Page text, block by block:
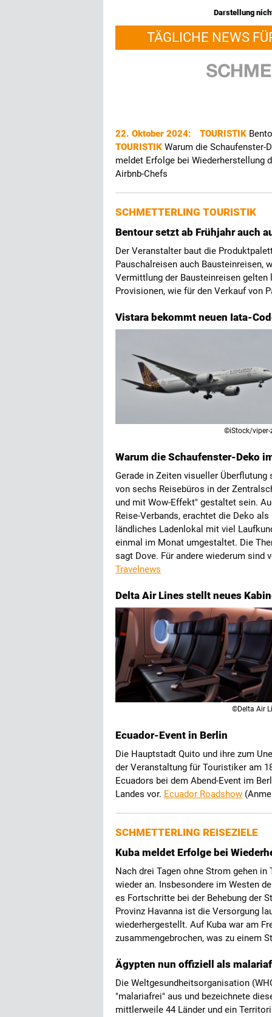
Darstellung
TÄGLICHE NEWS
22. Oktober 2024: TOURISTIK
TOURISTIK Warum die
meldet Erfolge bei Wiederherstellung
Airbnb-Chefs
SCHMETTERLING TOURISTIK
Bentour setzt ab Frühjahr auch
Der Veranstalter baut die
Pauschalreisen auch Bausteinreisen,
Vermittlung der Bausteinreisen
Provisionen, wie für den Verkauf von
Vistara bekommt neuen Iata-
©iStock/viper-
Warum die Schaufenster-Deko
Gerade in Zeiten visueller
von sechs Reisebüros in der
und mit Wow-Effekt" gestaltet sein.
Reise-Verbands, erachtet die Deko
ländliches Ladenlokal mit viel
einmal im Monat umgestaltet. Die
sagt Dove. Für andere wiederum sind
Travelnews
Delta Air Lines stellt neues
©Delta Air
Ecuador-Event in Berlin
Die Hauptstadt Quito und ihre zum
der Veranstaltung für Touristiker am
Ecuadors bei dem Abend-Event im
Landes vor. Ecuador Roadshow
SCHMETTERLING REISEZIELE
Kuba meldet Erfolge bei
Nach drei Tagen ohne Strom gehen
wieder an. Insbesondere im Westen
es Fortschritte bei der Behebung der
Provinz Havanna ist die Versorgung
wiederhergestellt. Auf Kuba war am
zusammengebrochen, was zu einem
Ägypten nun offiziell als
Die Weltgesundheitsorganisation
"malariafrei" aus und bezeichnete
mittlerweile 44 Länder und ein